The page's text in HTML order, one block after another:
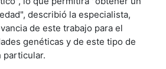
describió la especialista,
de este trabajo para el
genéticas y de este tipo de
particular.